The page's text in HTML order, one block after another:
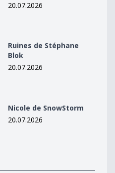
20.07.2026
Ruines de Stéphane
Blok
20.07.2026
Nicole de SnowStorm
20.07.2026